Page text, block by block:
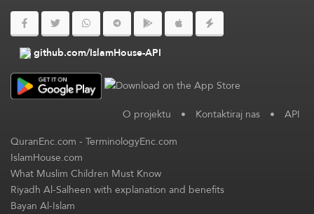
github.com/IslamHouse-API
O projektu • Kontaktiraj nas • API
QuranEnc.com-TerminologyEnc.com
IslamHouse.com
What Muslim Children Must Know
Riyadh Al-Salheen with explanation and benefits
Bayan Al-Islam